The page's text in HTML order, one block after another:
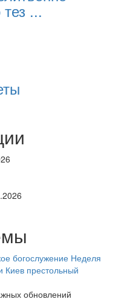
...
богослужение Неделя
Киев престольный
обновлений